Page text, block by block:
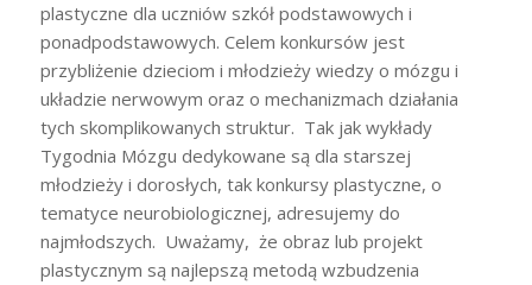
plastyczne dla uczniów szkół podstawowych i
ponadpodstawowych. Celem konkursów jest
przybliżenie dzieciom i młodzieży wiedzy o mózgu i
układzie nerwowym oraz o mechanizmach działania
tych skomplikowanych struktur. Tak jak wykłady
Tygodnia Mózgu dedykowane są dla starszej
młodzieży i dorosłych, tak konkursy plastyczne, o
tematyce neurobiologicznej, adresujemy do
najmłodszych. Uważamy, że obraz lub projekt
plastycznym są najlepszą metodą wzbudzenia